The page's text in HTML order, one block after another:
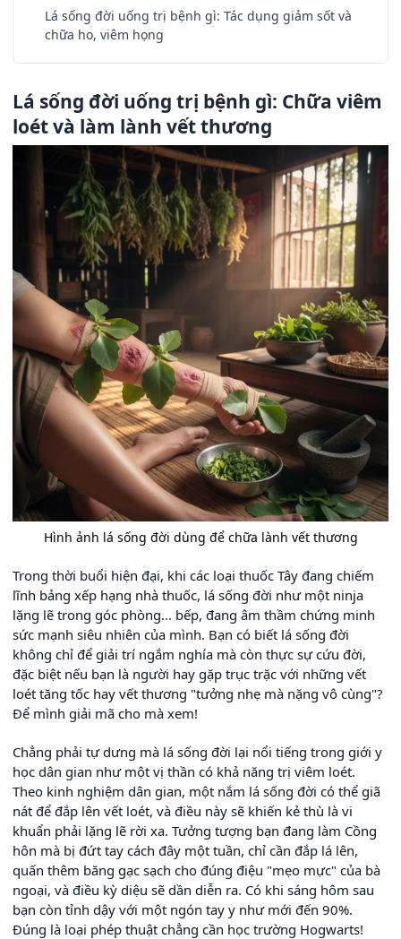
Lá sống đời uống trị bệnh gì: Tác dụng giảm sốt và
chữa ho, viêm họng
Lá sống đời uống trị bệnh gì: Chữa viêm
loét và làm lành vết thương
Hình ảnh lá sống đời dùng để chữa lành vết thương
Trong thời buổi hiện đại, khi các loại thuốc Tây đang chiếm
lĩnh bảng xếp hạng nhà thuốc, lá sống đời như một ninja
lặng lẽ trong góc phòng... bếp, đang âm thầm chứng minh
sức mạnh siêu nhiên của mình. Bạn có biết lá sống đời
không chỉ để giải trí ngắm nghía mà còn thực sự cứu đời,
đặc biệt nếu bạn là người hay gặp trục trặc với những vết
loét tăng tốc hay vết thương "tưởng nhẹ mà nặng vô cùng"?
Để mình giải mã cho mà xem!
Chẳng phải tự dưng mà lá sống đời lại nổi tiếng trong giới y
học dân gian như một vị thần có khả năng trị viêm loét.
Theo kinh nghiệm dân gian, một nắm lá sống đời có thể giã
nát để đắp lên vết loét, và điều này sẽ khiến kẻ thù là vi
khuẩn phải lặng lẽ rời xa. Tưởng tượng bạn đang làm Cồng
hôn mà bị đứt tay cách đây một tuần, chỉ cần đắp lá lên,
quấn thêm băng gạc sạch cho đúng điệu "mẹo mực" của bà
ngoại, và điều kỳ diệu sẽ dần diễn ra. Có khi sáng hôm sau
bạn còn tỉnh dậy với một ngón tay y như mới đến 90%.
Đúng là loại phép thuật chẳng cần học trường Hogwarts!